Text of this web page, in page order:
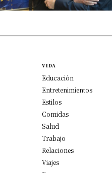
VIDA
Educación
Entretenimientos
Estilos
Comidas
Salud
Trabajo
Relaciones
Viajes